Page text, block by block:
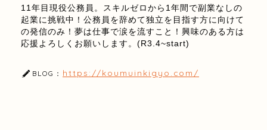
11年目現役公務員。スキルゼロから1年間で副業なしの
起業に挑戦中！公務員を辞めて独立を目指す方に向けて
の発信のみ！夢は仕事で涙を流すこと！興味のある方は
応援よろしくお願いします。(R3.4~start)
BLOG： https://koumuinkigyo.com/